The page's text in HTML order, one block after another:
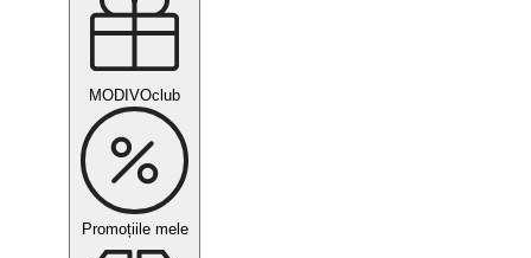
MODIVOclub
Promoțiile mele